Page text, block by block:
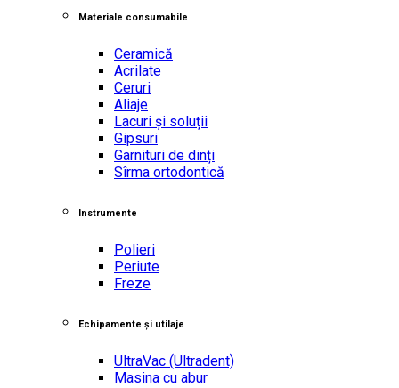
Materiale consumabile
Ceramică
Acrilate
Ceruri
Aliaje
Lacuri și soluții
Gipsuri
Garnituri de dinți
Sîrma ortodontică
Instrumente
Polieri
Periute
Freze
Echipamente și utilaje
UltraVac (Ultradent)
Masina cu abur